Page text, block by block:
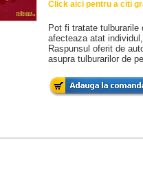
Click aici pentru a citi
Pot fi tratate
afecteaza atat
Raspunsul oferit de
asupra tulburarilor de